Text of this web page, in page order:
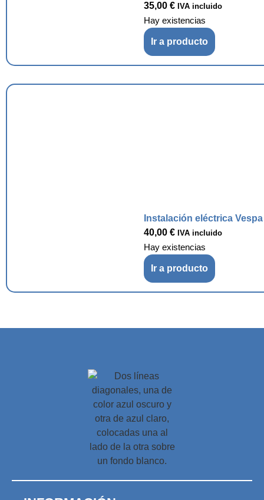
35,00 € IVA incluido
Hay existencias
Ir a producto
Instalación eléctrica
40,00 € IVA incluido
Hay existencias
Ir a producto